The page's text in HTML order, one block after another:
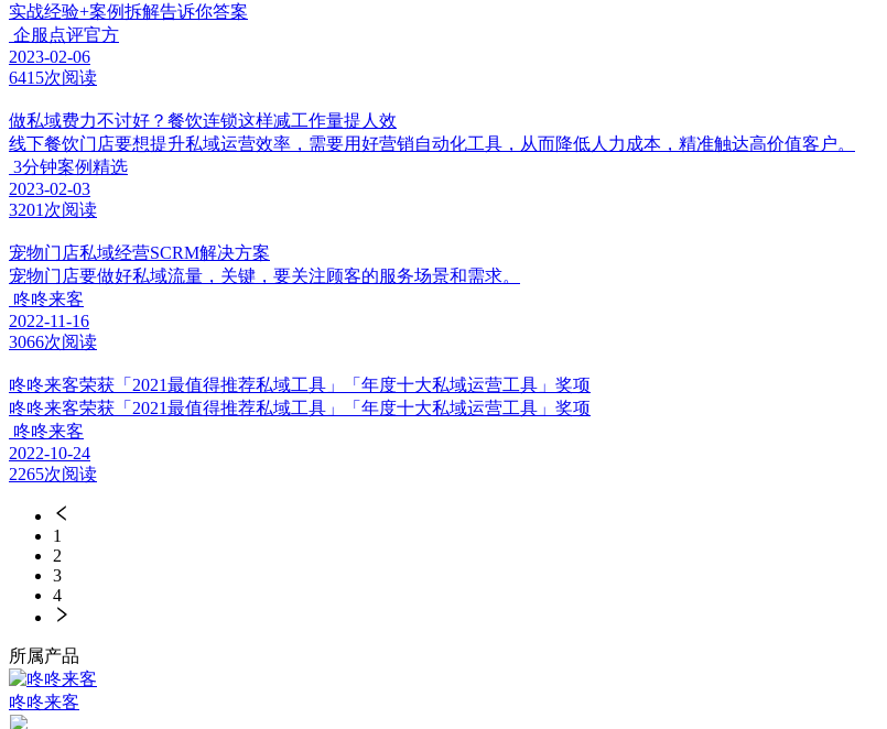
实战经验+案例拆解告诉你答案
企服点评官方
2023-02-06
6415次阅读
做私域费力不讨好？餐饮连锁这样减工作量提人效
线下餐饮门店要想提升私域运营效率，需要用好营销自动化工具，从而降低人力成本，精准触达高价值客户。
3分钟案例精选
2023-02-03
3201次阅读
宠物门店私域经营SCRM解决方案
宠物门店要做好私域流量，关键，要关注顾客的服务场景和需求。
咚咚来客
2022-11-16
3066次阅读
咚咚来客荣获「2021最值得推荐私域工具」「年度十大私域运营工具」奖项
咚咚来客荣获「2021最值得推荐私域工具」「年度十大私域运营工具」奖项
咚咚来客
2022-10-24
2265次阅读
1
2
3
4
所属产品
咚咚来客